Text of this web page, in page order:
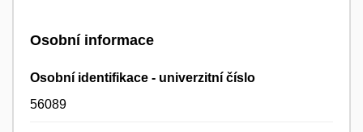
Osobní informace
Osobní identifikace - univerzitní číslo
56089